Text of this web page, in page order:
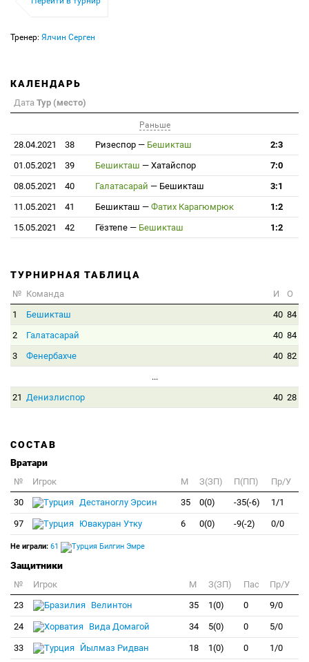
Тренер: Ялчин Серген
КАЛЕНДАРЬ
Дата Тур (место)
Раньше
28.04.2021 38 Ризеспор — Бешикташ
2:3
01.05.2021
39 Бешикташ — Хатайспор
7:0
08.05.2021
40 Галатасарай — Бешикташ
3:1
11.05.2021
41 Бешикташ — Фатих Карагюмрюк
1:2
15.05.2021
42 Гёзтепе — Бешикташ 1:2
ТУРНИРНАЯ ТАБЛИЦА
№ Команда И
О
1
Бешикташ 40 84
2
Галатасарай 40 84
3
Фенербахче 40 82
...
21 Денизлиспор 40 28
СОСТАВ
Вратари
№ Игрок M З(ЗП) П(ПП)
Пр/У
30
Дестаноглу Эрсин 35 0(0) -35(-6) 1/1
97 Ювакуран Утку 6 0(0) -9(-2) 0/0
Не играли: 61 Билгин Эмре
Защитники
№ Игрок M З(ЗП) Пас
Пр/У
23
Велинтон 35 1(0) 0 9/0
24 Вида Домагой 34 5(0) 0 5/0
33 Йылмаз Ридван 18 1(0) 0 1/0